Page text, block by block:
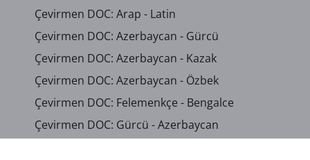
Çevirmen DOC: Arap - Latin
Çevirmen DOC: Azerbaycan - Gürcü
Çevirmen DOC: Azerbaycan - Kazak
Çevirmen DOC: Azerbaycan - Özbek
Çevirmen DOC: Felemenkçe - Bengalce
Çevirmen DOC: Gürcü - Azerbaycan